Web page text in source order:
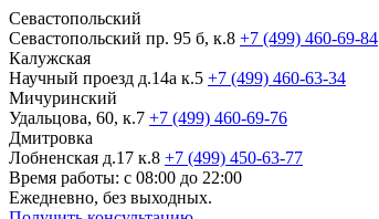
Севастопольский
Севастопольский пр. 95 б, к.8 +7 (499) 460-69-84
Калужская
Научный проезд д.14а к.5 +7 (499) 460-63-34
Мичуринский
Удальцова, 60, к.7 +7 (499) 460-69-76
Дмитровка
Лобненская д.17 к.8 +7 (499) 450-63-77
Время работы: с 08:00 до 22:00
Ежедневно, без выходных.